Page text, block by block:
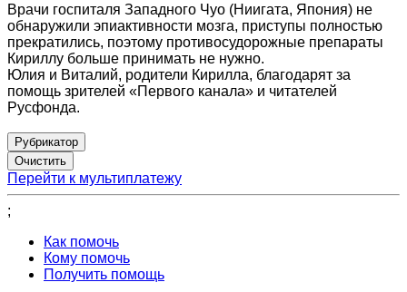
Врачи госпиталя Западного Чуо (Ниигата, Япония) не
обнаружили эпиактивности мозга, приступы полностью
прекратились, поэтому противосудорожные препараты
Кириллу больше принимать не нужно.
Юлия и Виталий, родители Кирилла, благодарят за
помощь зрителей «Первого канала» и читателей
Русфонда.
Рубрикатор
Перейти к мультиплатежу
;
Как помочь
Кому помочь
Получить помощь